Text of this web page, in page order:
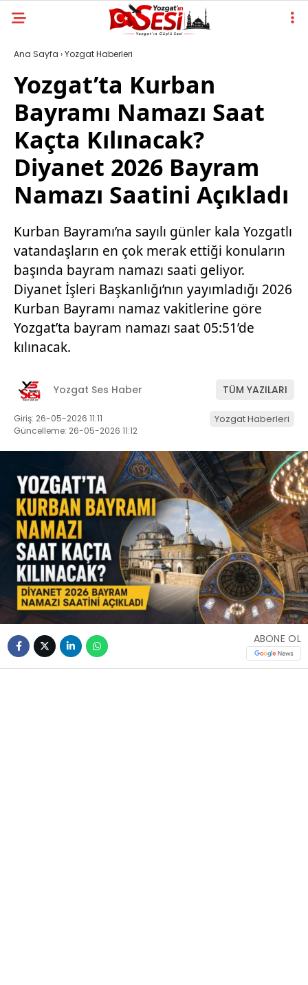
Ana Sayfa ›Yozgat Haberleri
Yozgat’ta Kurban
Bayramı Namazı Saat
Kaçta Kılınacak?
Diyanet 2026 Bayram
Namazı Saatini Açıkladı
Kurban Bayramı’na sayılı günler kala Yozgatlı
vatandaşların en çok merak ettiği konuların
başında bayram namazı saati geliyor.
Diyanet İşleri Başkanlığı’nın yayımladığı 2026
Kurban Bayramı namaz vakitlerine göre
Yozgat’ta bayram namazı saat 05:51’de
kılınacak.
Yozgat Ses Haber TÜM YAZILARI
Giriş: 26-05-2026 11:11
Güncelleme: 26-05-2026 11:12
Yozgat Haberleri
ABONE OL